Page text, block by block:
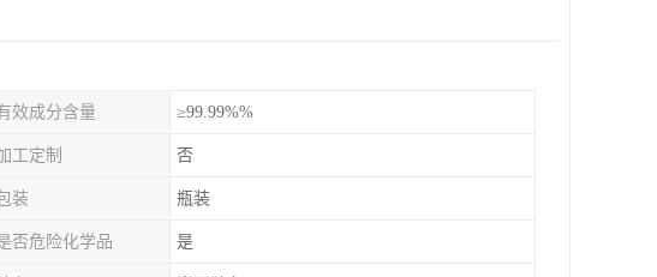
效成分含量 ≥99.99%%
工定制 否
装 瓶装
否危险化学品 是